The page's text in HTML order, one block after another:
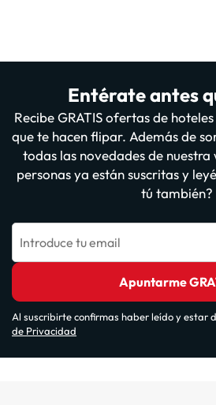
Entérate antes
Recibe GRATIS ofertas de
que te hacen flipar. Además de
todas las novedades de
personas ya están suscritas y
tú también?
Introduce tu email
Apuntarme
Al suscribirte confirmas haber leído y estar
de Privacidad